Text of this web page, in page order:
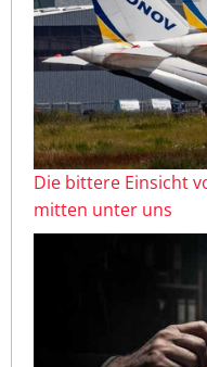
Die bittere Einsicht
mitten unter uns